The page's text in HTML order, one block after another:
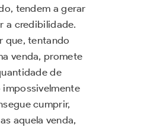
tendem a gerar
a credibilidade.
que, tentando
venda, promete
de
cumprir,
aquela venda,